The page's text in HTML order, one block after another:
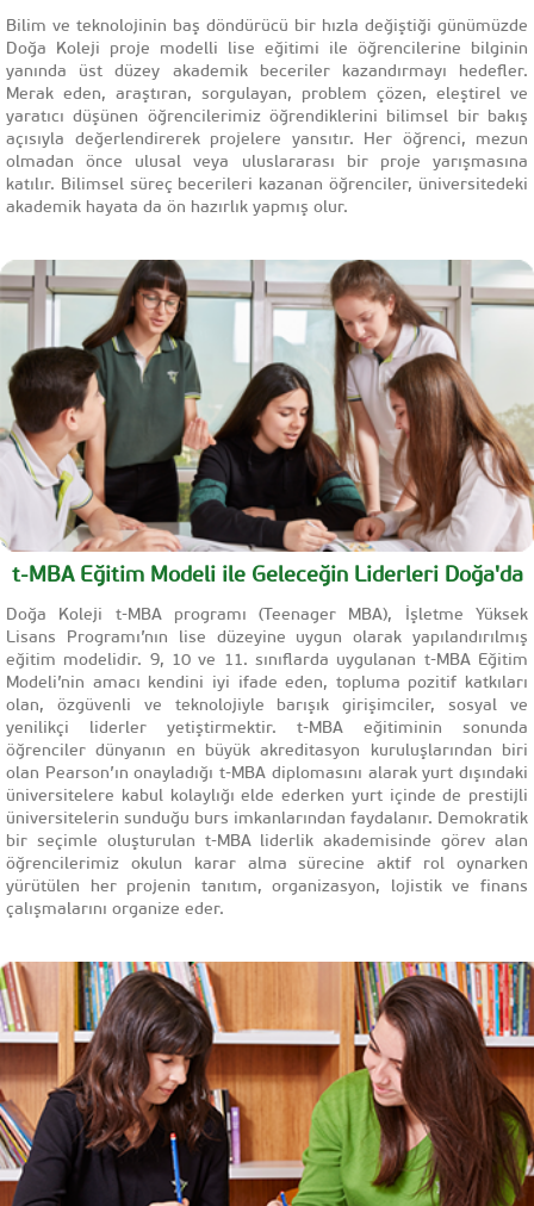
Bilim ve teknolojinin baş döndürücü bir hızla değiştiği günümüzde
Doğa Koleji proje modelli lise eğitimi ile öğrencilerine bilginin
yanında üst düzey akademik beceriler kazandırmayı hedefler.
Merak eden, araştıran, sorgulayan, problem çözen, eleştirel ve
yaratıcı düşünen öğrencilerimiz öğrendiklerini bilimsel bir bakış
açısıyla değerlendirerek projelere yansıtır. Her öğrenci, mezun
olmadan önce ulusal veya uluslararası bir proje yarışmasına
katılır. Bilimsel süreç becerileri kazanan öğrenciler, üniversitedeki
akademik hayata da ön hazırlık yapmış olur.
t-MBA Eğitim Modeli ile Geleceğin Liderleri Doğa'da
Doğa Koleji t-MBA programı (Teenager MBA), İşletme Yüksek
Lisans Programı’nın lise düzeyine uygun olarak yapılandırılmış
eğitim modelidir. 9, 10 ve 11. sınıflarda uygulanan t-MBA Eğitim
Modeli’nin amacı kendini iyi ifade eden, topluma pozitif katkıları
olan, özgüvenli ve teknolojiyle barışık girişimciler, sosyal ve
yenilikçi liderler yetiştirmektir. t-MBA eğitiminin sonunda
öğrenciler dünyanın en büyük akreditasyon kuruluşlarından biri
olan Pearson’ın onayladığı t-MBA diplomasını alarak yurt dışındaki
üniversitelere kabul kolaylığı elde ederken yurt içinde de prestijli
üniversitelerin sunduğu burs imkanlarından faydalanır. Demokratik
bir seçimle oluşturulan t-MBA liderlik akademisinde görev alan
öğrencilerimiz okulun karar alma sürecine aktif rol oynarken
yürütülen her projenin tanıtım, organizasyon, lojistik ve finans
çalışmalarını organize eder.